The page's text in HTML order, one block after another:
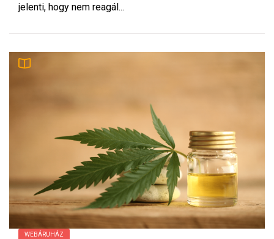
jelenti, hogy nem reagál...
WEBÁRUHÁZ